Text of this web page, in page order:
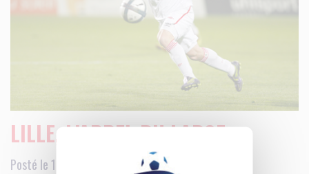
LILLE, L’APPEL DU LARGE…
Posté le 19.01.2011 à 09h41